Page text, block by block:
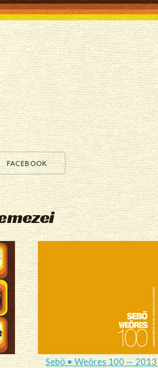
FACEBOOK
Sebő • Weöres 100 — 2013